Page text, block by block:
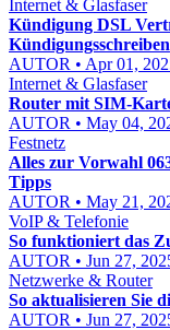
Internet & Glasfaser
Kündigung DSL
Kündigungsschreiben
AUTOR • Apr 01,
Internet & Glasfaser
Router mit SIM-
AUTOR • May 04,
Festnetz
Alles zur Vorwahl
Tipps
AUTOR • May 21,
VoIP & Telefonie
So funktioniert das
AUTOR • Jun 27,
Netzwerke & Router
So aktualisieren Sie
AUTOR • Jun 27,